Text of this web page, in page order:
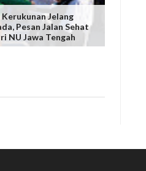
Kerukunan Jelang
Pesan Jalan Sehat
NU Jawa Tengah